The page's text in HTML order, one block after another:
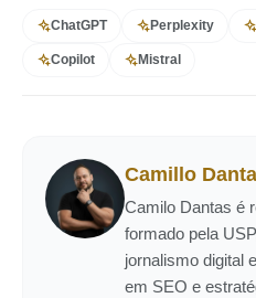
ChatGPT Perplexity
Copilot Mistral
Camillo
Camilo Dantas é
formado pela
jornalismo digital
em SEO e